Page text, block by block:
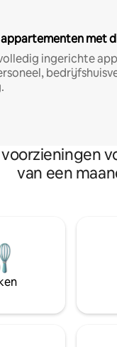
met
ingerichte
van een